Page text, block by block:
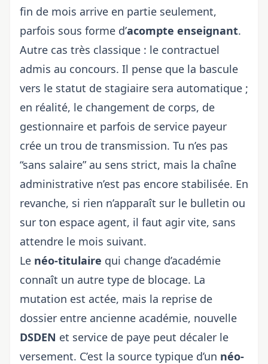
fin de mois arrive en partie seulement,
parfois sous forme d’acompte enseignant.
Autre cas très classique : le contractuel
admis au concours. Il pense que la bascule
vers le statut de stagiaire sera automatique ;
en réalité, le changement de corps, de
gestionnaire et parfois de service payeur
crée un trou de transmission. Tu n’es pas
“sans salaire” au sens strict, mais la chaîne
administrative n’est pas encore stabilisée. En
revanche, si rien n’apparaît sur le bulletin ou
sur ton espace agent, il faut agir vite, sans
attendre le mois suivant.
Le néo-titulaire qui change d’académie
connaît un autre type de blocage. La
mutation est actée, mais la reprise de
dossier entre ancienne académie, nouvelle
DSDEN et service de paye peut décaler le
versement. C’est la source typique d’un néo-